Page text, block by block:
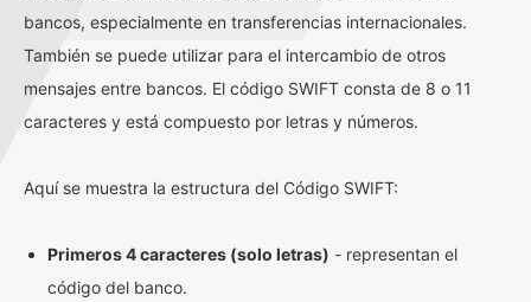
bancos, especialmente en transferencias internacionales.
También se puede utilizar para el intercambio de otros
mensajes entre bancos. El código SWIFT consta de 8 o 11
caracteres y está compuesto por letras y números.
Aquí se muestra la estructura del Código SWIFT:
Primeros 4 caracteres (solo letras) - representan el
código del banco.